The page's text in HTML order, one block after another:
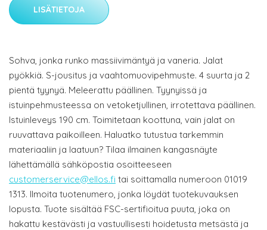
LISÄTIETOJA
Sohva, jonka runko massiivimäntyä ja vaneria. Jalat
pyökkiä. S-jousitus ja vaahtomuovipehmuste. 4 suurta ja 2
pientä tyynyä. Meleerattu päällinen. Tyynyissä ja
istuinpehmusteessa on vetoketjullinen, irrotettava päällinen.
Istuinleveys 190 cm. Toimitetaan koottuna, vain jalat on
ruuvattava paikoilleen. Haluatko tutustua tarkemmin
materiaaliin ja laatuun? Tilaa ilmainen kangasnäyte
lähettämällä sähköpostia osoitteeseen
customerservice@ellos.fi tai soittamalla numeroon 01019
1313. Ilmoita tuotenumero, jonka löydät tuotekuvauksen
lopusta. Tuote sisältää FSC-sertifioitua puuta, joka on
hakattu kestävästi ja vastuullisesti hoidetusta metsästä ja